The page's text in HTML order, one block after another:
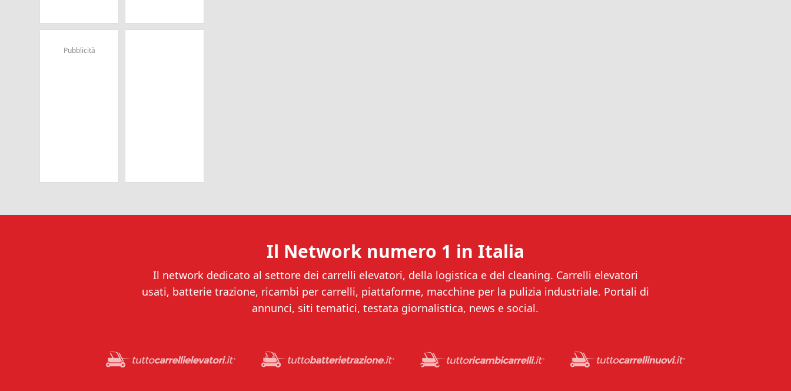
Pubblicità
Il Network numero 1 in Italia
Il network dedicato al settore dei carrelli elevatori, della logistica e del cleaning. Carrelli elevatori
usati, batterie trazione, ricambi per carrelli, piattaforme, macchine per la pulizia industriale. Portali di
annunci, siti tematici, testata giornalistica, news e social.